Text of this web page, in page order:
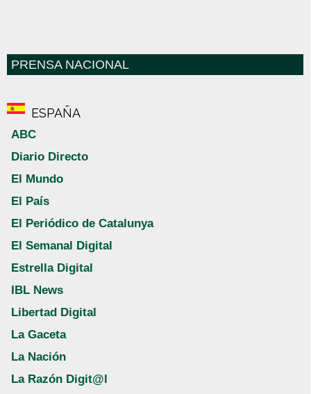
PRENSA NACIONAL
ESPAÑA
ABC
Diario Directo
El Mundo
El País
El Periódico de Catalunya
El Semanal Digital
Estrella Digital
IBL News
Libertad Digital
La Gaceta
La Nación
La Razón Digit@l